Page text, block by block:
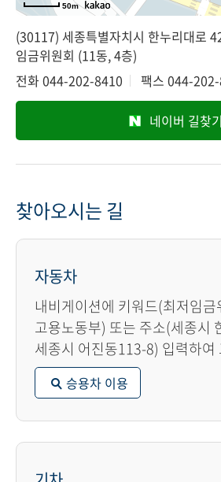
50m
(30117) 세종특별자치시 한누리대로
임금위원회 (11동, 4층)
전화044-202-8410 팩스 044-
네이버 길찾기
찾아오시는 길
자동차
내비게이션에 키워드(최저임금
고용노동부) 또는 주소(세종시
세종시 어진동113-8) 입력하여
승용차 이용